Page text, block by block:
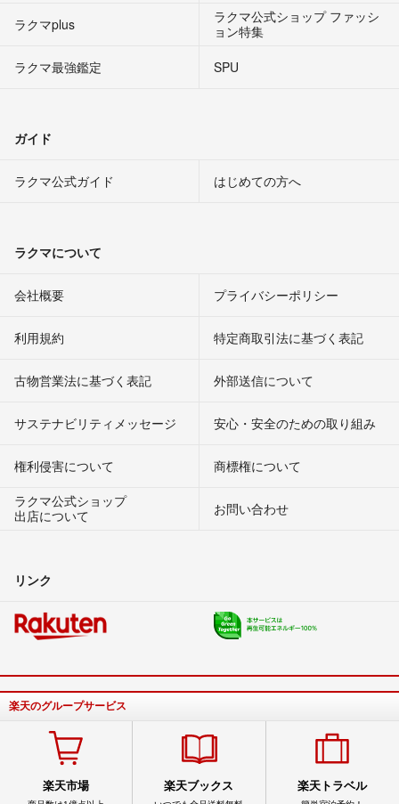
ラクマplus
ラクマ公式ショップ ファッシ
ョン特集
ラクマ最強鑑定
SPU
ガイド
ラクマ公式ガイド はじめての方へ
ラクマについて
会社概要 プライバシーポリシー
利用規約 特定商取引法に基づく表記
古物営業法に基づく表記 外部送信について
サステナビリティメッセージ 安心・安全のための取り組み
権利侵害について
商標権について
ラクマ公式ショップ
出店について
お問い合わせ
リンク
楽天のグループサービス
楽天市場 楽天ブックス 楽天トラベル